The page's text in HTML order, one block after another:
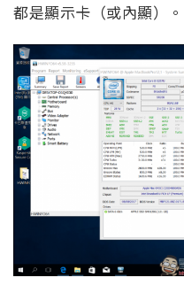
都是顯示卡（或內顯）。